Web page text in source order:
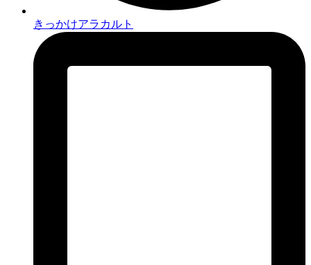
きっかけアラカルト